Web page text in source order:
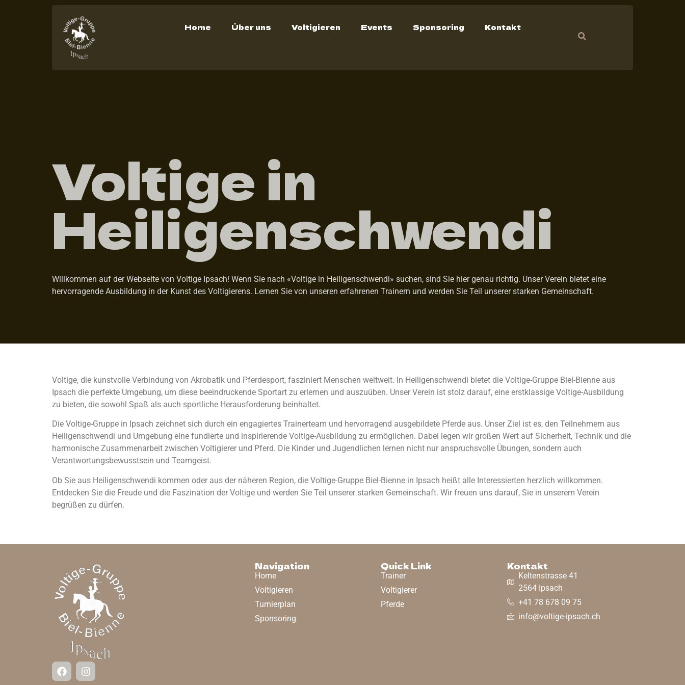
Home Über uns Voltigieren Events Sponsoring Kontakt
Voltige in
Heiligenschwendi
Willkommen auf der Webseite von Voltige Ipsach! Wenn Sie nach «Voltige in Heiligenschwendi» suchen, sind Sie hier genau richtig. Unser Verein bietet eine
hervorragende Ausbildung in der Kunst des Voltigierens. Lernen Sie von unseren erfahrenen Trainern und werden Sie Teil unserer starken Gemeinschaft.
Voltige, die kunstvolle Verbindung von Akrobatik und Pferdesport, fasziniert Menschen weltweit. In Heiligenschwendi bietet die Voltige-Gruppe Biel-Bienne aus
Ipsach die perfekte Umgebung, um diese beeindruckende Sportart zu erlernen und auszuüben. Unser Verein ist stolz darauf, eine erstklassige Voltige-Ausbildung
zu bieten, die sowohl Spaß als auch sportliche Herausforderung beinhaltet.
Die Voltige-Gruppe in Ipsach zeichnet sich durch ein engagiertes Trainerteam und hervorragend ausgebildete Pferde aus. Unser Ziel ist es, den Teilnehmern aus
Heiligenschwendi und Umgebung eine fundierte und inspirierende Voltige-Ausbildung zu ermöglichen. Dabei legen wir großen Wert auf Sicherheit, Technik und die
harmonische Zusammenarbeit zwischen Voltigierer und Pferd. Die Kinder und Jugendlichen lernen nicht nur anspruchsvolle Übungen, sondern auch
Verantwortungsbewusstsein und Teamgeist.
Ob Sie aus Heiligenschwendi kommen oder aus der näheren Region, die Voltige-Gruppe Biel-Bienne in Ipsach heißt alle Interessierten herzlich willkommen.
Entdecken Sie die Freude und die Faszination der Voltige und werden Sie Teil unserer starken Gemeinschaft. Wir freuen uns darauf, Sie in unserem Verein
begrüßen zu dürfen.
Navigation
Home
Voltigieren
Turnierplan
Sponsoring
Quick Link
Trainer
Voltigierer
Pferde
Kontakt
Keltenstrasse 41
2564 Ipsach
+41 78 678 09 75
info@voltige-ipsach.ch